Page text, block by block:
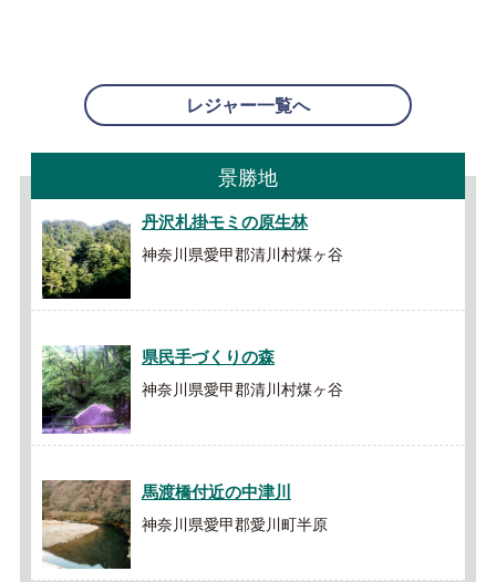
レジャー一覧へ
景勝地
丹沢札掛モミの原生林
神奈川県愛甲郡清川村煤ヶ谷
県民手づくりの森
神奈川県愛甲郡清川村煤ヶ谷
馬渡橋付近の中津川
神奈川県愛甲郡愛川町半原